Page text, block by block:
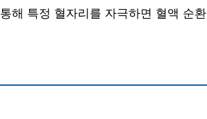
해 특정 혈자리를 자극하면 혈액 순환